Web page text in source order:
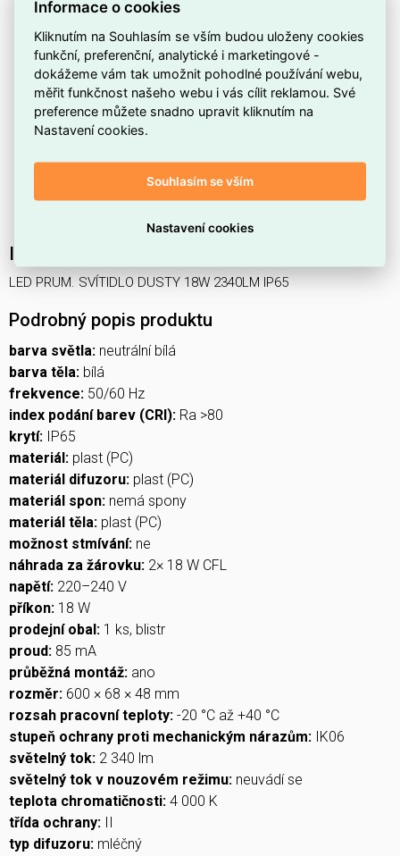
osvětlení vhodné pro pracovní i společné prostory.
Díky krytí IP65 je svítidlo odolné proti prachu a stříkající
vodě, takže se hodí i do vlhčích nebo prašných
prostředí.
tam, kde není potřeba regulace intenzity.
LED PRUM. SVÍTIDLO DUSTY 18W 2340LM IP65
Podrobný popis produktu
barva světla: neutrální bílá
barva těla: bílá
frekvence: 50/60 Hz
index podání barev (CRI): Ra >80
krytí: IP65
materiál: plast (PC)
materiál difuzoru: plast (PC)
materiál spon: nemá spony
materiál těla: plast (PC)
možnost stmívání: ne
náhrada za žárovku: 2× 18 W CFL
napětí: 220–240 V
příkon: 18 W
prodejní obal: 1 ks, blistr
proud: 85 mA
průběžná montáž: ano
rozměr: 600 × 68 × 48 mm
rozsah pracovní teploty: -20 °C až +40 °C
stupeň ochrany proti mechanickým nárazům: IK06
světelný tok: 2 340 lm
světelný tok v nouzovém režimu: neuvádí se
teplota chromatičnosti: 4 000 K
třída ochrany:
typ difuzoru: mléčný
Informace o cookies
Kliknutím na Souhlasím se vším budou uloženy cookies
funkční, preferenční, analytické i marketingové -
dokážeme vám tak umožnit pohodlné používání webu,
měřit funkčnost našeho webu i vás cílit reklamou. Své
preference můžete snadno upravit kliknutím na
Nastavení cookies.
Souhlasím se vším
Nastavení cookies